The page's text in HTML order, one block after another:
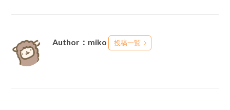
Author：miko 投稿一覧